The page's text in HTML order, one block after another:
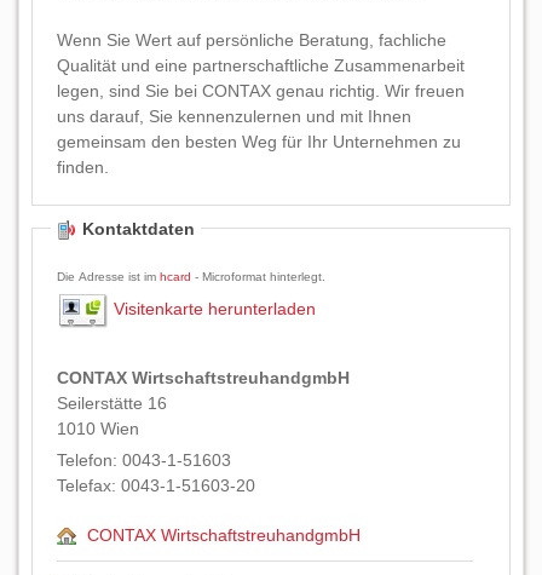
Wenn Sie Wert auf persönliche Beratung, fachliche
Qualität und eine partnerschaftliche Zusammenarbeit
legen, sind Sie bei CONTAX genau richtig. Wir freuen
uns darauf, Sie kennenzulernen und mit Ihnen
gemeinsam den besten Weg für Ihr Unternehmen zu
finden.
Kontaktdaten
Die Adresse ist im hcard - Microformat hinterlegt.
Visitenkarte herunterladen
CONTAX WirtschaftstreuhandgmbH
Seilerstätte 16
1010 Wien
Telefon: 0043-1-51603
Telefax: 0043-1-51603-20
CONTAX WirtschaftstreuhandgmbH